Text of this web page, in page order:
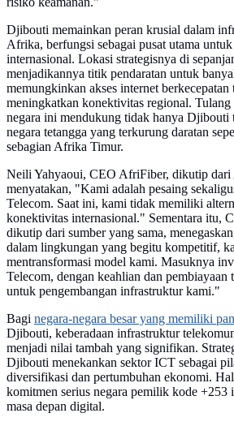
Djibouti memainkan peran krusial dalam
Afrika, berfungsi sebagai pusat utama
internasional. Lokasi strategisnya di
menjadikannya titik pendaratan untuk
memungkinkan akses internet berkecepatan
meningkatkan konektivitas regional.
negara ini mendukung tidak hanya Djibouti
negara tetangga yang terkurung daratan
sebagian Afrika Timur.
Neili Yahyaoui, CEO AfriFiber, dikutip dari
menyatakan, "Kami adalah pesaing
Telecom. Saat ini, kami tidak memiliki
konektivitas internasional." Sementara itu,
dikutip dari sumber yang sama,
dalam lingkungan yang begitu kompetitif,
mentransformasi model kami. Masuknya
Telecom, dengan keahlian dan pembiayaan
untuk pengembangan infrastruktur kami."
Bagi negara-negara besar yang memiliki
Djibouti, keberadaan infrastruktur
menjadi nilai tambah yang signifikan.
Djibouti menekankan sektor ICT sebagai
diversifikasi dan pertumbuhan ekonomi.
komitmen serius negara pemilik kode +253
masa depan digital.